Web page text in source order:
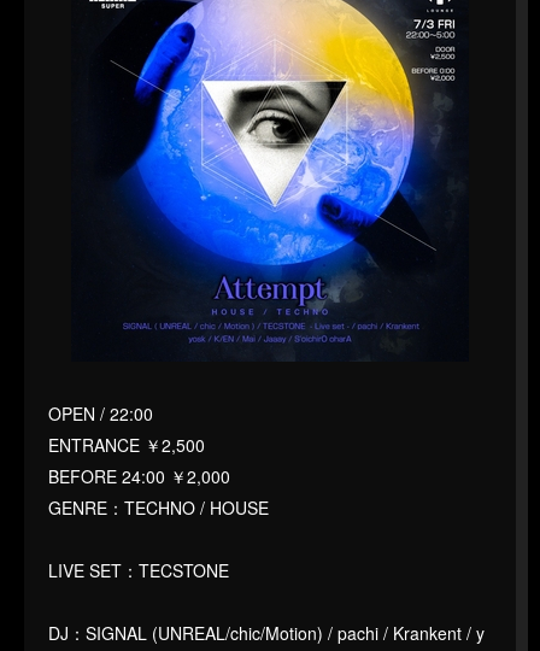
OPEN / 22:00
ENTRANCE ￥2,500
BEFORE 24:00 ￥2,000
GENRE：TECHNO / HOUSE
LIVE SET：TECSTONE
DJ：SIGNAL (UNREAL/chic/Motion) / pachi / Krankent / y